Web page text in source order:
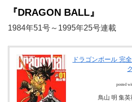
『DRAGON BALL』
1984年51号～1995年25号連載
ドラゴンボール 完
posted
鳥山 明 集